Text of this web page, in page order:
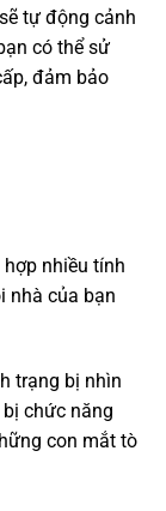
tự động cảnh
có thể sử
đảm bảo
hợp nhiều tính
nhà của bạn
trạng bị nhìn
chức năng
con mắt tò